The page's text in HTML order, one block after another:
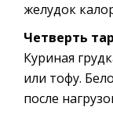
желудок
Четверть
Куриная
или тофу.
после